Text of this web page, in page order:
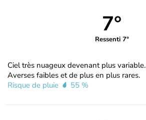
7°
Ressenti 7°
Ciel très nuageux devenant plus variable.
Averses faibles et de plus en plus rares.
Risque de pluie
55 %